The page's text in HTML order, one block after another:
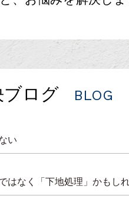
ブログ BLOG
い
はなく「下地処理」かもし